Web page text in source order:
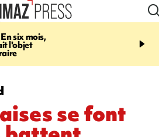
six mois,
l'objet
17:17
Angeles, un homme vit
se font